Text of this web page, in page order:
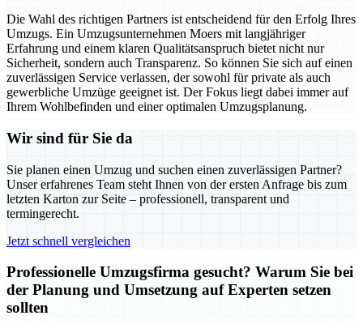
Die Wahl des richtigen Partners ist entscheidend für den Erfolg Ihres
Umzugs. Ein Umzugsunternehmen Moers mit langjähriger
Erfahrung und einem klaren Qualitätsanspruch bietet nicht nur
Sicherheit, sondern auch Transparenz. So können Sie sich auf einen
zuverlässigen Service verlassen, der sowohl für private als auch
gewerbliche Umzüge geeignet ist. Der Fokus liegt dabei immer auf
Ihrem Wohlbefinden und einer optimalen Umzugsplanung.
Wir sind für Sie da
Sie planen einen Umzug und suchen einen zuverlässigen Partner?
Unser erfahrenes Team steht Ihnen von der ersten Anfrage bis zum
letzten Karton zur Seite – professionell, transparent und
termingerecht.
Jetzt schnell vergleichen
Professionelle Umzugsfirma gesucht? Warum Sie bei
der Planung und Umsetzung auf Experten setzen
sollten